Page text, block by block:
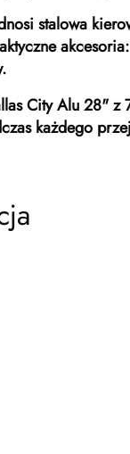
stalowa
City Alu 28" z
każdego